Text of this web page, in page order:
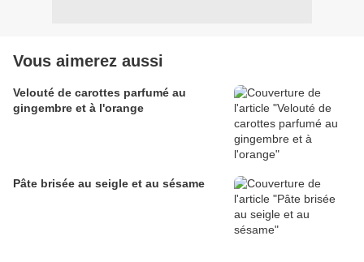
Vous aimerez aussi
Velouté de carottes parfumé au
gingembre et à l'orange
Pâte brisée au seigle et au sésame